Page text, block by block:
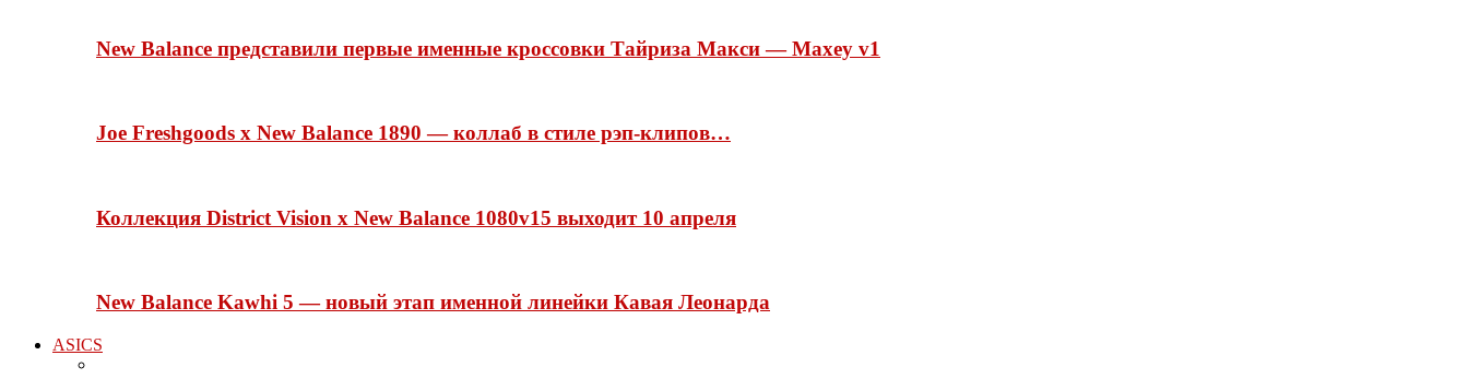
New Balance представили первые именные кроссовки Тайриза Макси — Maxey v1
Joe Freshgoods x New Balance 1890 — коллаб в стиле рэп-клипов…
Коллекция District Vision x New Balance 1080v15 выходит 10 апреля
New Balance Kawhi 5 — новый этап именной линейки Кавая Леонарда
ASICS